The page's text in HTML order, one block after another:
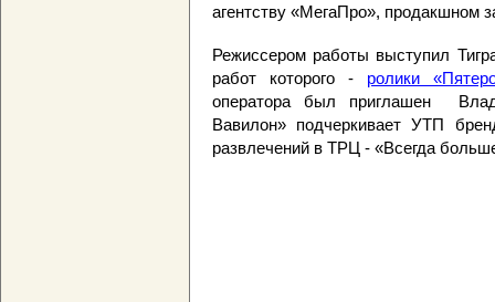
агентству «МегаПро», продакшном
Режиссером работы выступил
работ которого - ролики
оператора был приглашен
Вавилон» подчеркивает УТП
развлечений в ТРЦ - «Всегда